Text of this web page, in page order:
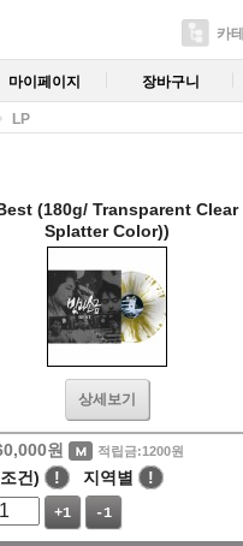
카
마이페이지 장바구니
LP
(180g/ Transparent Clear
Splatter Color))
상세보기
원 적립금:1200원
건) ! 지역별
!
+1 -1